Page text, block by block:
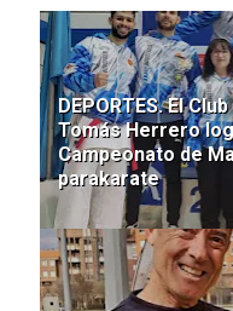
DEPORTES. El
Tomás Herrero
Campeonato de
parakarate